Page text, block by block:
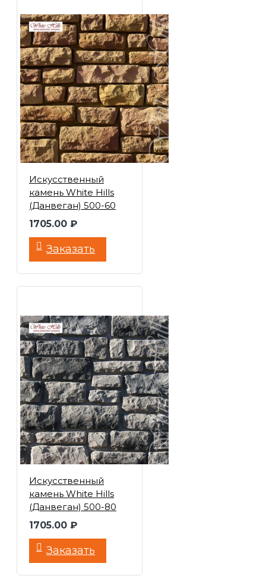
Искусственный
камень White Hills
(Данвеган) 500-60
1705.00 ₽
Заказать
Искусственный
камень White Hills
(Данвеган) 500-80
1705.00 ₽
Заказать